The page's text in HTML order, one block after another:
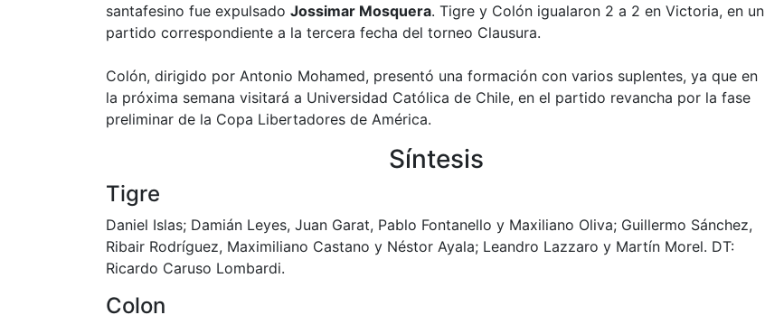
santafesino fue expulsado Jossimar Mosquera. Tigre y Colón igualaron 2 a 2 en Victoria, en un
partido correspondiente a la tercera fecha del torneo Clausura.
Colón, dirigido por Antonio Mohamed, presentó una formación con varios suplentes, ya que en
la próxima semana visitará a Universidad Católica de Chile, en el partido revancha por la fase
preliminar de la Copa Libertadores de América.
Síntesis
Tigre
Daniel Islas; Damián Leyes, Juan Garat, Pablo Fontanello y Maxiliano Oliva; Guillermo Sánchez,
Ribair Rodríguez, Maximiliano Castano y Néstor Ayala; Leandro Lazzaro y Martín Morel. DT:
Ricardo Caruso Lombardi.
Colon